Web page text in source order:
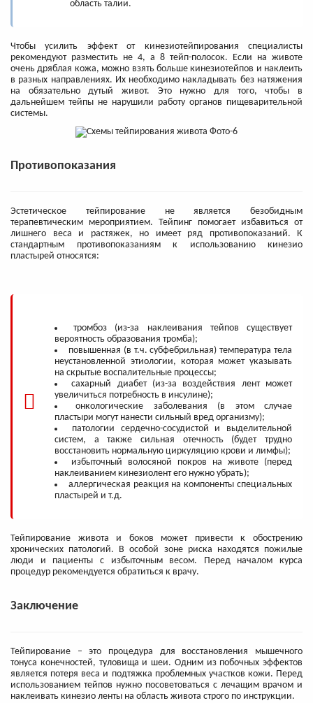
область талии.
Чтобы усилить эффект от кинезиотейпирования специалисты
рекомендуют разместить не 4, а 8 тейп-полосок. Если на животе
очень дряблая кожа, можно взять больше кинезиотейпов и наклеить
в разных направлениях. Их необходимо накладывать без натяжения
на обязательно дутый живот. Это нужно для того, чтобы в
дальнейшем тейпы не нарушили работу органов пищеварительной
системы.
Противопоказания
Эстетическое тейпирование не является безобидным
терапевтическим мероприятием. Тейпинг помогает избавиться от
лишнего веса и растяжек, но имеет ряд противопоказаний. К
стандартным противопоказаниям к использованию кинезио
пластырей относятся:
тромбоз (из-за наклеивания тейпов существует
вероятность образования тромба);
повышенная (в т.ч. субфебрильная) температура тела
неустановленной этиологии, которая может указывать
на скрытые воспалительные процессы;
сахарный диабет (из-за воздействия лент может
увеличиться потребность в инсулине);
онкологические заболевания (в этом случае
пластыри могут нанести сильный вред организму);
патологии сердечно-сосудистой и выделительной
систем, а также сильная отечность (будет трудно
восстановить нормальную циркуляцию крови и лимфы);
избыточный волосяной покров на животе (перед
наклеиванием кинезиолент его нужно убрать);
аллергическая реакция на компоненты специальных
пластырей и т.д.
Тейпирование живота и боков может привести к обострению
хронических патологий. В особой зоне риска находятся пожилые
люди и пациенты с избыточным весом. Перед началом курса
процедур рекомендуется обратиться к врачу.
Заключение
Тейпирование – это процедура для восстановления мышечного
тонуса конечностей, туловища и шеи. Одним из побочных эффектов
является потеря веса и подтяжка проблемных участков кожи. Перед
использованием тейпов нужно посоветоваться с лечащим врачом и
наклеивать кинезио ленты на область живота строго по инструкции.